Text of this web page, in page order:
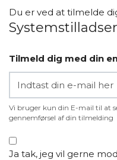
Du er ved at tilmelde
Tilmeld dig med din
Vi bruger kun din E-mail til at
gennemførsel af din tilmelding
Ja tak, jeg vil gerne